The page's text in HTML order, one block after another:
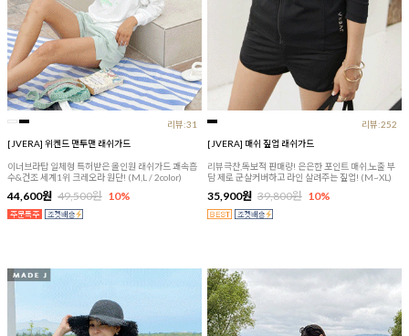
리뷰:31
[JVERA] 위켄드 맨투맨 래쉬가드
이너브라탑 일체형 특허받은 올인원 래쉬가드 쾌속흡
수&건조 세계1위 크레오라 원단! (M,L / 2color)
44,600원 49,500원 10%
리뷰:252
[JVERA] 매쉬 짚업 래쉬가드
리뷰극찬,독보적 판매량! 은은한 포인트 매쉬,노출 부
담 제로 군살커버하고 라인 살려주는 짚업! (M~XL)
35,900원 39,800원 10%